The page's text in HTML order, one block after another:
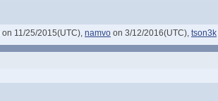
on 11/25/2015(UTC), namvo on 3/12/2016(UTC), tson3k